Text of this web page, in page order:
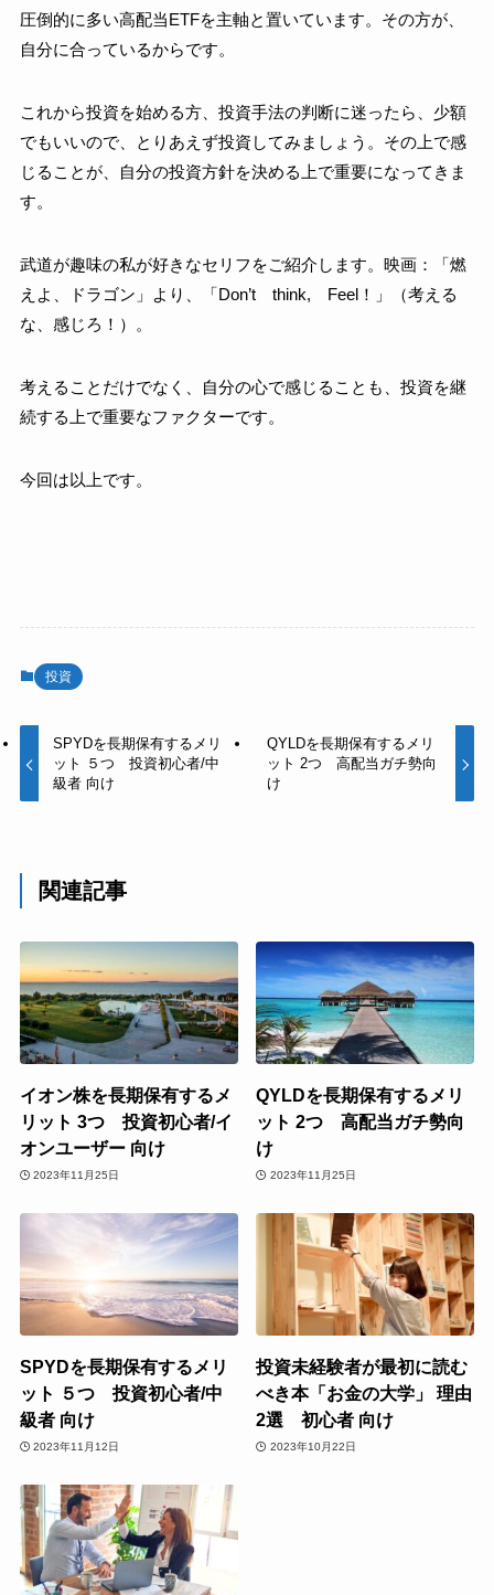
圧倒的に多い高配当ETFを主軸と置いています。その方が、
自分に合っているからです。
これから投資を始める方、投資手法の判断に迷ったら、少額
でもいいので、とりあえず投資してみましょう。その上で感
じることが、自分の投資方針を決める上で重要になってきま
す。
武道が趣味の私が好きなセリフをご紹介します。映画：「燃
えよ、ドラゴン」より、「Don’t think, Feel！」（考える
な、感じろ！）。
考えることだけでなく、自分の心で感じることも、投資を継
続する上で重要なファクターです。
今回は以上です。
投資
SPYDを長期保有するメリ
ット ５つ 投資初心者/中
級者 向け
QYLDを長期保有するメリ
ット 2つ 高配当ガチ勢向
け
関連記事
イオン株を長期保有するメ
リット 3つ 投資初心者/イ
オンユーザー 向け
2023年11月25日
QYLDを長期保有するメリ
ット 2つ 高配当ガチ勢向
け
2023年11月25日
SPYDを長期保有するメリ
ット ５つ 投資初心者/中
級者 向け
2023年11月12日
投資未経験者が最初に読む
べき本「お金の大学」 理由
2選 初心者 向け
2023年10月22日